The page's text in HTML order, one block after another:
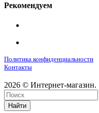
Рекомендуем
Политика конфиденциальности
Контакты
2026 © Интернет-магазин.
Найти